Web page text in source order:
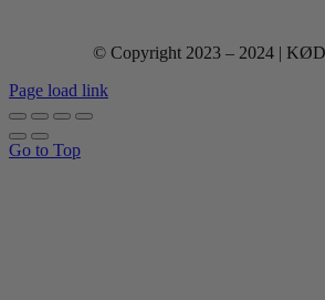
© Copyright 2023 – 2024 |
Page load link
Go to Top